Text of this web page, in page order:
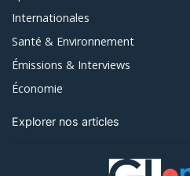
Internationales
Santé & Environnement
Émissions & Interviews
Économie
Explorer nos articles